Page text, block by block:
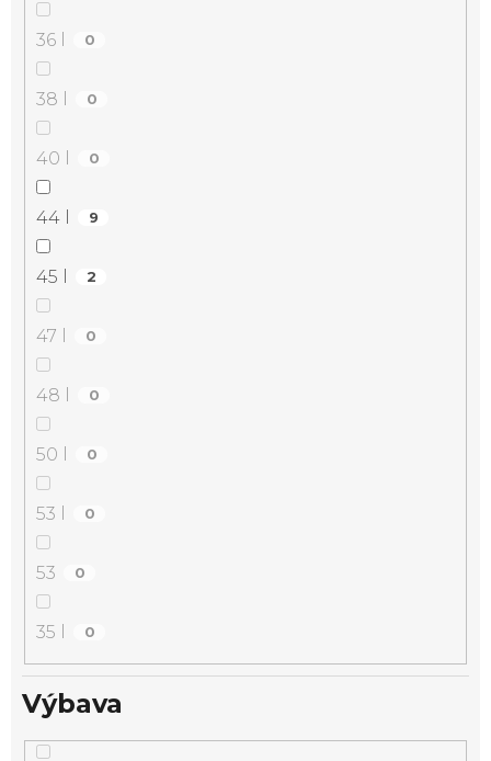
36 l 0
38 l 0
40 l 0
44 l 9
45 l 2
47 l 0
48 l 0
50 l 0
53 l 0
53 0
35 l 0
Výbava